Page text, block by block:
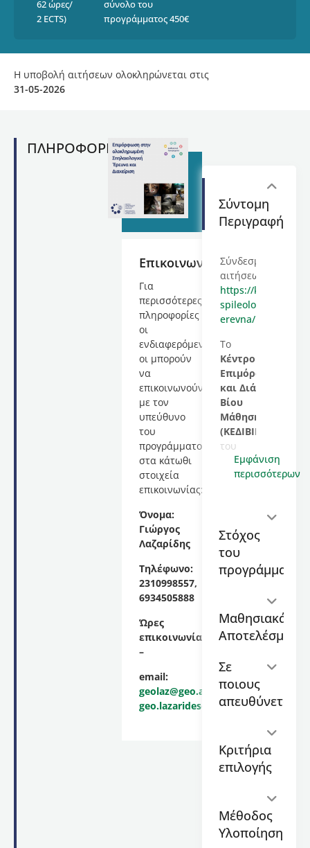
62 ώρες/
2 ECTS)
σύνολο του
προγράμματος 450€
Η υποβολή αιτήσεων ολοκληρώνεται στις
31-05-2026
ΠΛΗΡΟΦΟΡΙΕΣ
Επικοινωνία
Για
περισσότερες
πληροφορίες
οι
ενδιαφερόμενες/
οι μπορούν
να
επικοινωνούν
με τον
υπεύθυνο
του
προγράμματος
στα κάτωθι
στοιχεία
επικοινωνίας:
Όνομα:
Γιώργος
Λαζαρίδης
Τηλέφωνο:
2310998557,
6934505888
Ώρες
επικοινωνίας:
–
email:
geolaz@geo.auth.gr
geo.lazarides@gmail.com
Σύντομη
Περιγραφή
Σύνδεσμος
αιτήσεων:
https://
spileologiki-
erevna/
Το
Κέντρο
Επιμόρφωσης
και Διά
Βίου
Μάθησης
(ΚΕΔΙΒΙΜ)
του
Αριστοτελείου
Πανεπιστημίου
καλωσορίζει
στο
εκπαιδευτικό
πρόγραμμα
“Επιμόρφωση
στην
σπηλαιολογική
έρευνα
διαχείριση”,
ωρών,
το
διεξαχθεί
από
1/9/2025
Εμφάνιση
περισσότερων
Στόχος
του
προγράμματος
Μαθησιακά
Αποτελέσματα
Σε
ποιους
απευθύνεται
Κριτήρια
επιλογής
Μέθοδος
Υλοποίησης